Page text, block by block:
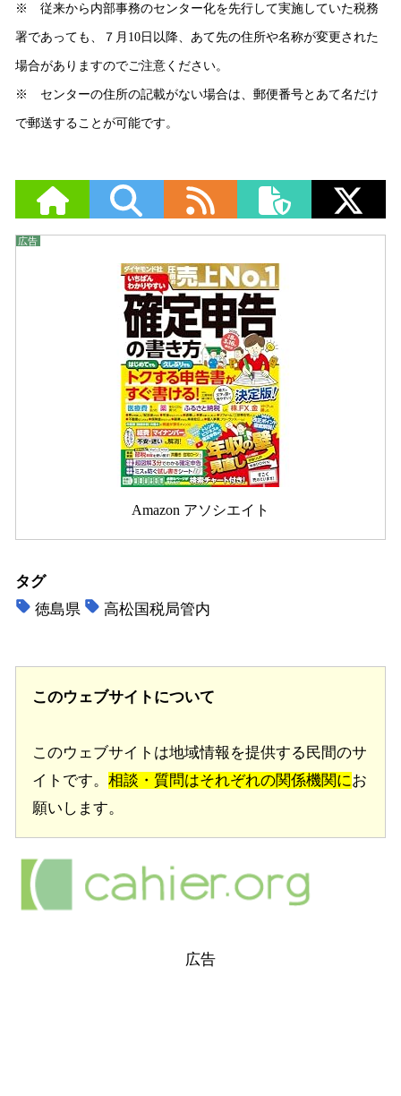
※ 従来から内部事務のセンター化を先行して実施していた税務
署であっても、７月10日以降、あて先の住所や名称が変更された
場合がありますのでご注意ください。
※ センターの住所の記載がない場合は、郵便番号とあて名だけ
で郵送することが可能です。
Amazon アソシエイト
タグ
徳島県
高松国税局管内
このウェブサイトについて
このウェブサイトは地域情報を提供する民間のサ
イトです。 相談・質問はそれぞれの関係機関にお
願いします。